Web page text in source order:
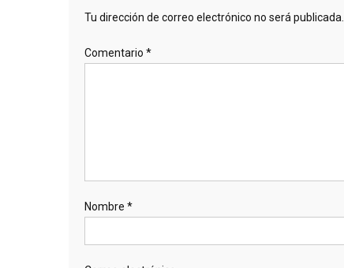
Tu dirección de correo electrónico no será publicada.
Comentario *
Nombre *